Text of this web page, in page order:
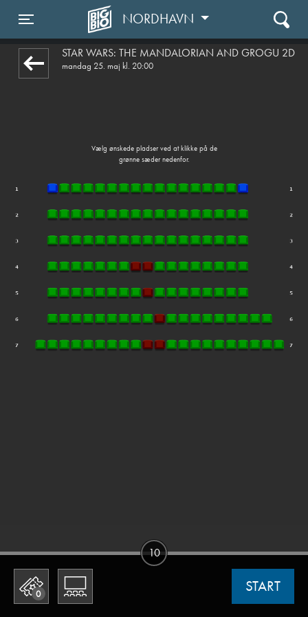
Toggle navigation
NORDHAVN
STAR WARS: THE MANDALORIAN AND GROGU 2D
mandag 25. maj kl. 20:00
Vælg ønskede pladser ved at klikke på de
grønne sæder nedenfor.
0 START
10
front05-temp 094821